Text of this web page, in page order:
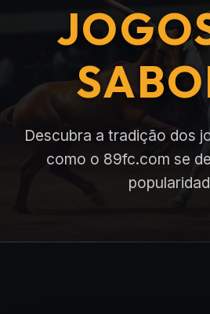
POLÍTICA
NOTÍCIAS
Descubra a tradição dos
como o 89fc.com se